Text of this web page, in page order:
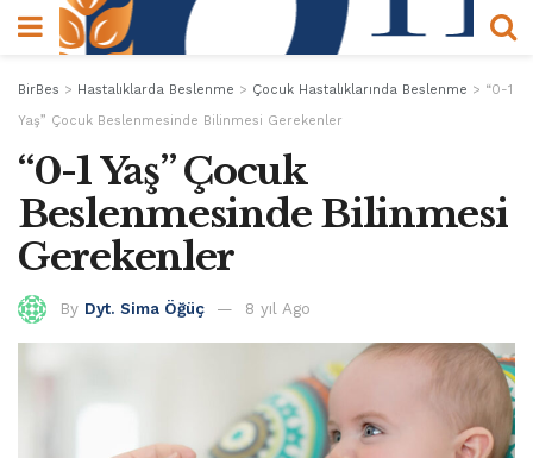
BirBes > Hastalıklarda Beslenme > Çocuk Hastalıklarında Beslenme > “0-1
Yaş” Çocuk Beslenmesinde Bilinmesi Gerekenler
“0-1 Yaş” Çocuk
Beslenmesinde Bilinmesi
Gerekenler
By Dyt. Sima Öğüç 8 yıl Ago